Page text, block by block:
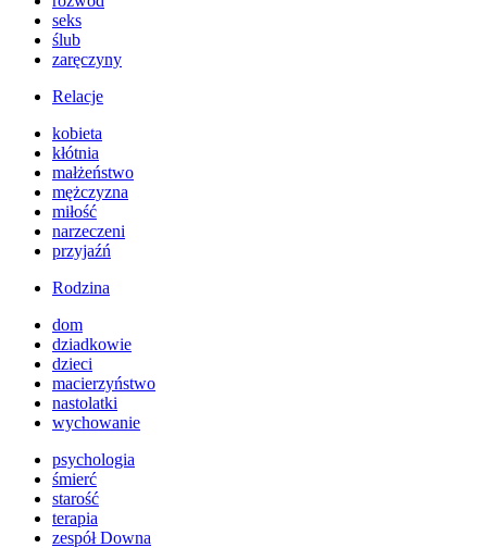
seks
ślub
zaręczyny
Relacje
kobieta
kłótnia
małżeństwo
mężczyzna
miłość
narzeczeni
przyjaźń
Rodzina
dom
dziadkowie
dzieci
macierzyństwo
nastolatki
wychowanie
psychologia
śmierć
starość
terapia
zespół Downa